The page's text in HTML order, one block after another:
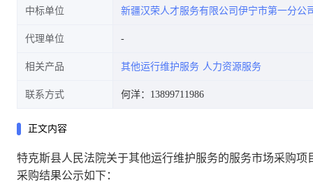
中标单位 新疆汉荣人才服务有限公司伊宁市第一分公
代理单位
相关产品 其他运行维护服务 人力资源服务
联系方式 何洋：13899711986
正文内容
特克斯县人民法院关于其他运行维护服务的服务市场采购项
采购结果公示如下：